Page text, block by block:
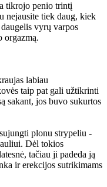
tikrojo penio trintį
nejausite tiek daug, kiek
vyrų varpos
orgazmą.
labiau
taip pat gali užtikrinti
sakant, jos buvo sukurtos
plonu strypeliu -
Dėl tokios
tačiau ji padeda ją
ir erekcijos sutrikimams